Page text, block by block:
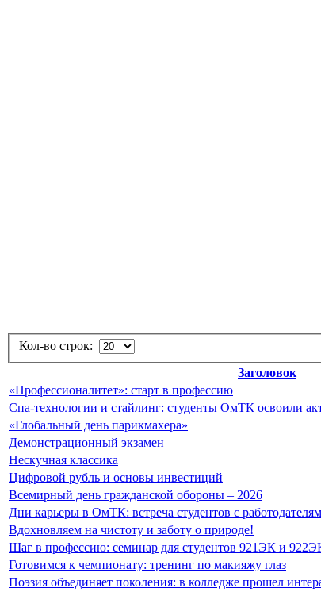
Кол-во строк:
Заголовок
«Профессионалитет»: старт в профессию
Спа-технологии и стайлинг: студенты ОмТК освоили
«Глобальный день парикмахера»
Демонстрационный экзамен
Нескучная классика
Цифровой рубль и основы инвестиций
Всемирный день гражданской обороны – 2026
Дни карьеры в ОмТК: встреча студентов с
Вдохновляем на чистоту и заботу о природе!
Шаг в профессию: семинар для студентов 921ЭК и
Готовимся к чемпионату: тренинг по макияжу глаз
Поэзия объединяет поколения: в колледже прошел